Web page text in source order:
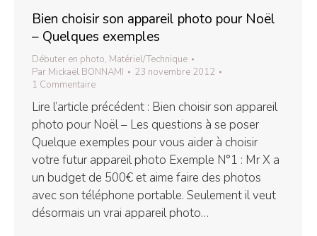
Bien choisir son appareil photo pour Noël
– Quelques exemples
Débuter en photo, Matériel/Technique
Par Mickaël BONNAMI
23 novembre 2012
1 Commentaire
Lire l’article précédent : Bien choisir son appareil
photo pour Noël – Les questions à se poser
Quelque exemples pour vous aider à choisir
votre futur appareil photo Exemple N°1 : Mr X a
un budget de 500€ et aime faire des photos
avec son téléphone portable. Seulement il veut
désormais un vrai appareil photo…